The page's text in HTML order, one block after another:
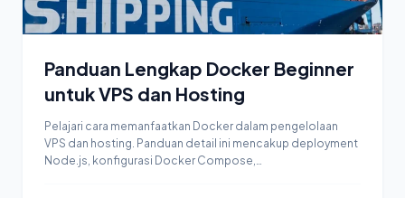
Panduan Lengkap Docker Beginner
untuk VPS dan Hosting
Pelajari cara memanfaatkan Docker dalam pengelolaan
VPS dan hosting. Panduan detail ini mencakup deployment
Node.js, konfigurasi Docker Compose,…